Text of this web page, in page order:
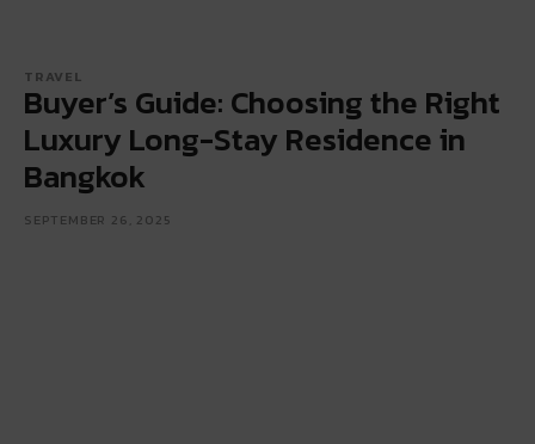
TRAVEL
Buyer’s Guide: Choosing the Right
Luxury Long-Stay Residence in
Bangkok
SEPTEMBER 26, 2025